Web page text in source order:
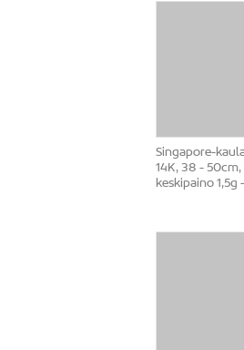
Singapore-
14K, 38 - 50cm,
keskipaino 1,5g